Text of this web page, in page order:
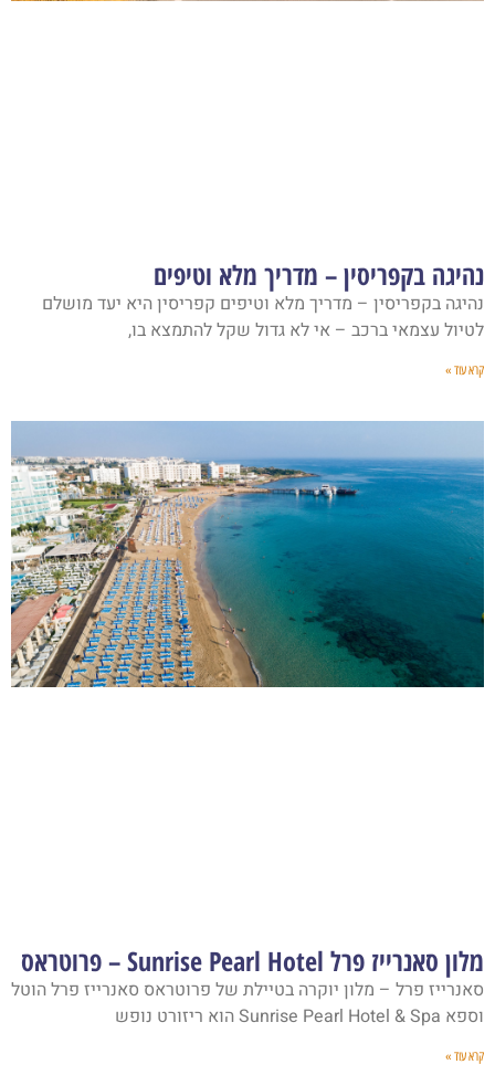
נהיגה בקפריסין – מדריך מלא וטיפים
נהיגה בקפריסין – מדריך מלא וטיפים קפריסין היא יעד מושלם
לטיול עצמאי ברכב – אי לא גדול שקל להתמצא בו,
קרא עוד »
מלון סאנרייז פרל Sunrise Pearl Hotel – פרוטראס
סאנרייז פרל – מלון יוקרה בטיילת של פרוטראס סאנרייז פרל הוטל
וספא Sunrise Pearl Hotel & Spa הוא ריזורט נופש
קרא עוד »